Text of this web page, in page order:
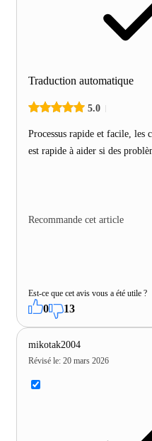
Traduction automatique
5.0
Processus rapide et facile, les
est rapide à aider si des
Recommande cet article
Est-ce que cet avis vous a été utile ?
0 13
mikotak2004
Révisé le: 20 mars 2026